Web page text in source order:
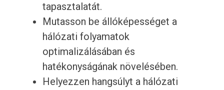
tapasztalatát.
Mutasson be állóképességet a
hálózati folyamatok
optimalizálásában és
hatékonyságának növelésében.
Helyezzen hangsúlyt a hálózati